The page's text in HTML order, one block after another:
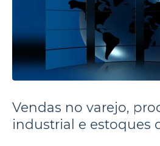
Vendas no varejo,
industrial e estoques